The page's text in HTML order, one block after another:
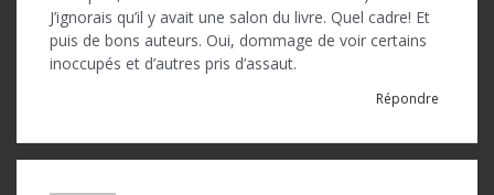
i
J’ignorais qu’il y avait une salon du livre. Quel cadre! Et
puis de bons auteurs. Oui, dommage de voir certains
inoccupés et d’autres pris d’assaut.
Répondre